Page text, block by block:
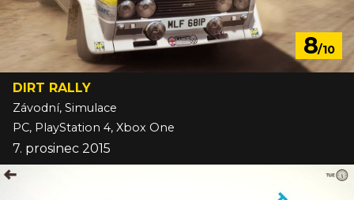
8/10
DIRT RALLY
Závodní, Simulace
PC, PlayStation 4, Xbox One
7. prosinec 2015